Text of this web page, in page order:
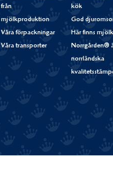
från
mjölkproduktion
Våra förpackningar
Våra transporter
kök
God
Här finns
Norrgården®
norrländska